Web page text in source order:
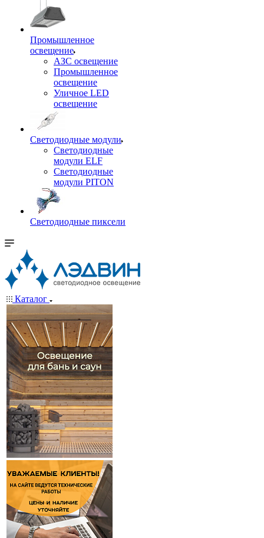
Промышленное
освещение
АЗС освещение
Промышленное
освещение
Уличное LED
освещение
Светодиодные модули
Светодиодные
модули ELF
Светодиодные
модули PITON
Светодиодные пиксели
Каталог